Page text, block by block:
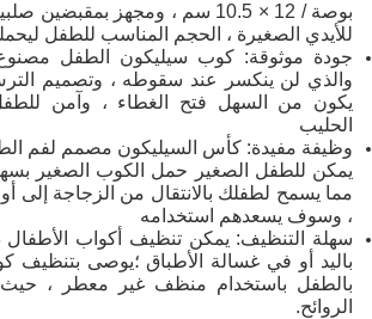
بوصة / 12 × 10.5 سم ، ومجهز
للأيدي الصغيرة ، الحجم المناسب للطفل
جودة موثوقة: كوب سيليكون الطفل مصنوع
والذي لن ينكسر عند سقوطه ، وتصميم
يكون من السهل فتح الغطاء ، وآمن
الحليب
وظيفة مفيدة: كأس السيليكون مصمم لفم
يمكن للطفل الصغير حمل الكوب الصغير
مما يسمح لطفلك بالانتقال من الزجاجة إلى
، وسوف يسعدهم استخدامه
سهلة التنظيف: يمكن تنظيف أكواب الأطفال
باليد أو في غسالة الأطباق ؛يوصى بتنظيف
بالطفل باستخدام منظف غير معطر ، حيث
الروائح.